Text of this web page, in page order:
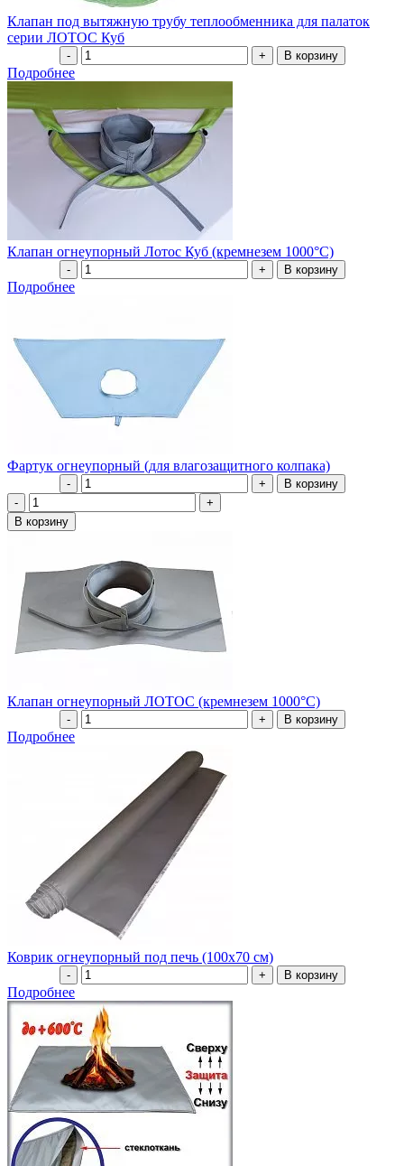
Клапан под вытяжную трубу теплообменника для палаток
серии ЛОТОС Куб
Подробнее
Клапан огнеупорный Лотос Куб (кремнезем 1000°С)
Подробнее
Фартук огнеупорный (для влагозащитного колпака)
Клапан огнеупорный ЛОТОС (кремнезем 1000°С)
Подробнее
Коврик огнеупорный под печь (100х70 см)
Подробнее